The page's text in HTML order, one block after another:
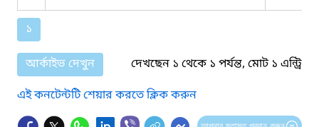
১
আর্কাইভ দেখুন
দেখছেন ১ থেকে ১ পর্যন্ত, মোট ১ এন্ট্রি
এই কনটেন্টটি শেয়ার করতে ক্লিক করুন